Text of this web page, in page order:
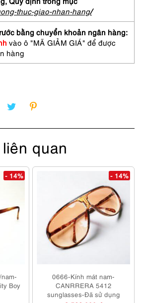
thuc-giao-nhan-hang/
bằng chuyển khoản ngân hàng:
vào ô "MÃ GIẢM GIÁ" để được
hàng
quan
- 14%
Boy
- 14%
0666-Kính mát nam-
CANRRERA 5412
sunglasses-Đã sử dụng